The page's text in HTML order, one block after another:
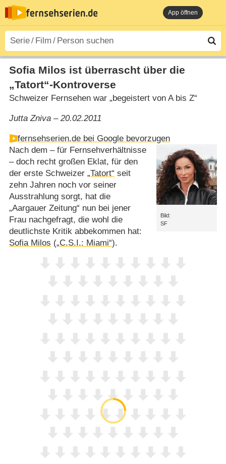
App öffnen
Sofia Milos ist überrascht über die
„Tatort“-Kontroverse
Schweizer Fernsehen war „begeistert von A bis Z“
Jutta Zniva – 20.02.2011
fernsehserien.de bei Google bevorzugen
Bild:
SF
Nach dem – für Fernsehverhältnisse
– doch recht großen Eklat, für den
der erste Schweizer „Tatort“ seit
zehn Jahren noch vor seiner
Ausstrahlung sorgt, hat die
„Aargauer Zeitung“ nun bei jener
Frau nachgefragt, die wohl die
deutlichste Kritik abbekommen hat:
Sofia Milos („C.S.I.: Miami“).